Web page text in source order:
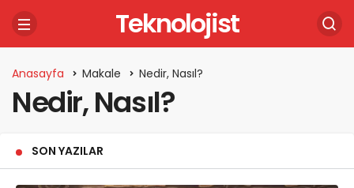
Teknolojist
Anasayfa Makale Nedir, Nasıl?
Nedir, Nasıl?
SON YAZILAR